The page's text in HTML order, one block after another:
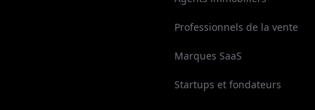
Professionnels de la vente
Marques SaaS
Startups et fondateurs